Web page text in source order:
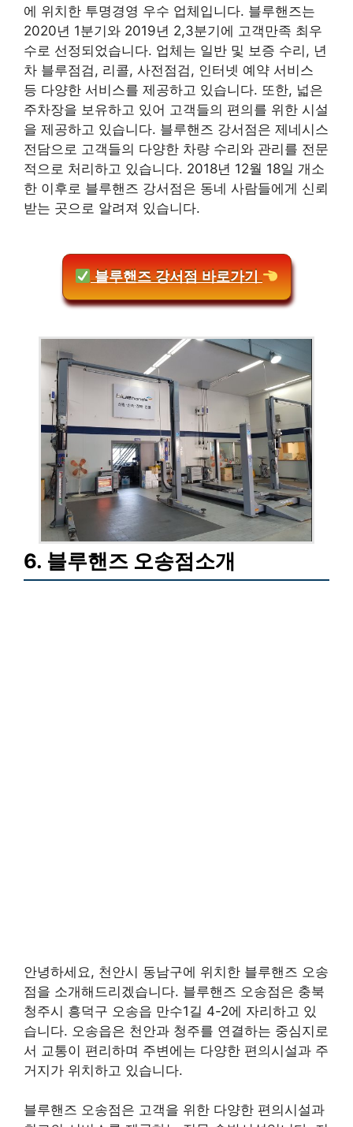
에 위치한 투명경영 우수 업체입니다. 블루핸즈는
2020년 1분기와 2019년 2,3분기에 고객만족 최우
수로 선정되었습니다. 업체는 일반 및 보증 수리, 년
차 블루점검, 리콜, 사전점검, 인터넷 예약 서비스
등 다양한 서비스를 제공하고 있습니다. 또한, 넓은
주차장을 보유하고 있어 고객들의 편의를 위한 시설
을 제공하고 있습니다. 블루핸즈 강서점은 제네시스
전담으로 고객들의 다양한 차량 수리와 관리를 전문
적으로 처리하고 있습니다. 2018년 12월 18일 개소
한 이후로 블루핸즈 강서점은 동네 사람들에게 신뢰
받는 곳으로 알려져 있습니다.
블루핸즈 강서점 바로가기
6. 블루핸즈 오송점소개
안녕하세요, 천안시 동남구에 위치한 블루핸즈 오송
점을 소개해드리겠습니다. 블루핸즈 오송점은 충북
청주시 흥덕구 오송읍 만수1길 4-2에 자리하고 있
습니다. 오송읍은 천안과 청주를 연결하는 중심지로
서 교통이 편리하며 주변에는 다양한 편의시설과 주
거지가 위치하고 있습니다.
블루핸즈 오송점은 고객을 위한 다양한 편의시설과